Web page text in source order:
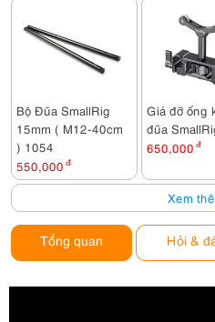
Bộ Đũa SmallRig
15mm ( M12-40cm
) 1054
550,000 đ
Giá đỡ ống
đũa
650,000 đ
Xem
Tổng quan Hỏi &